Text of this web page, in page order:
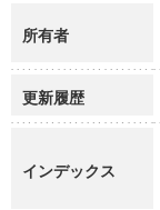
所有者
更新履歴
インデックス